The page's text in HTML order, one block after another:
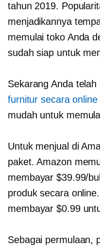
tahun 2019.
menjadikannya
memulai toko Anda
sudah siap untuk
Sekarang Anda
furnitur secara
mudah untuk
Untuk menjual di
paket. Amazon
membayar $39.99/
produk secara
membayar $0.99
Sebagai permulaan,